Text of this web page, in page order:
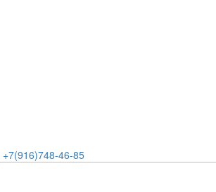
+7(916)748-46-85